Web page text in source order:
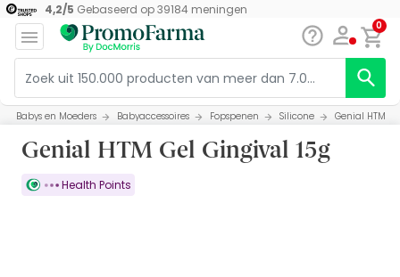
4,2/5 Gebaseerd op39184 meningen
0
Babys en Moeders Babyaccessoires Fopspenen Silicone Genial HTM
Genial HTM Gel Gingival 15g
Health Points